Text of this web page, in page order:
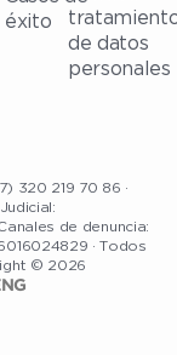
éxito
de datos
personales
320 219 70 86 ·
de denuncia:
· Todos
© 2026